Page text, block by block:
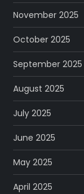
November 2025
October 2025
September 2025
August 2025
July 2025
June 2025
May 2025
April 2025